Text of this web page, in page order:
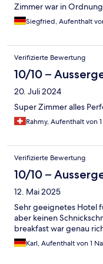
Zimmer war in
Siegfried, Aufenthalt
Verifizierte Bewertung
10/10 –
20. Juli 2024
Super Zimmer alles
Rahmy, Aufenthalt von
Verifizierte Bewertung
10/10 –
12. Mai 2025
Sehr geeignetes Hotel
aber keinen
breakfast war genau
Karl, Aufenthalt von 1